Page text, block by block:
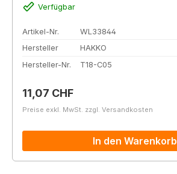
Verfügbar
Artikel-Nr.
WL33844
Hersteller
HAKKO
Hersteller-Nr.
T18-C05
Regulärer Preis:
11,07 CHF
Preise exkl. MwSt. zzgl. Versandkosten
In den Warenkorb